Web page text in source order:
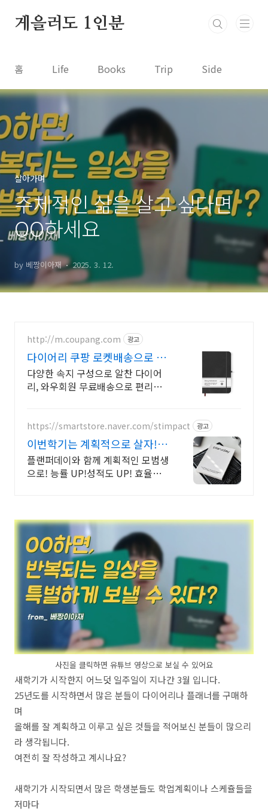
게을러도 1인분
홈 Life Books Trip Side
살아가며
주체적인 삶을 살고 싶다면
OO하세요
by 베짱이아재 2025. 3. 12.
http://m.coupang.com 광고
다이어리 쿠팡 로켓배송으로 빠
르게 받아봐요
다양한 속지 구성으로 알찬 다이어
리, 와우회원 무료배송으로 편리하
https://smartstore.naver.com/stimpact 광고
이번학기는 계획적으로 살자! 3
개월분 다이어리
플랜퍼데이와 함께 계획적인 모범생
으로! 능률 UP!성적도 UP! 효율적
사진을 클릭하면 유튜브 영상으로 보실 수 있어요
새학기가 시작한지 어느덧 일주일이 지나간 3월 입니다.
25년도를 시작하면서 많은 분들이 다이어리나 플래너를 구매하
며
올해를 잘 계획하고 이루고 싶은 것들을 적어보신 분들이 많으리
라 생각됩니다.
여전히 잘 작성하고 계시나요?
새학기가 시작되면서 많은 학생분들도 학업계획이나 스케쥴들을
저마다